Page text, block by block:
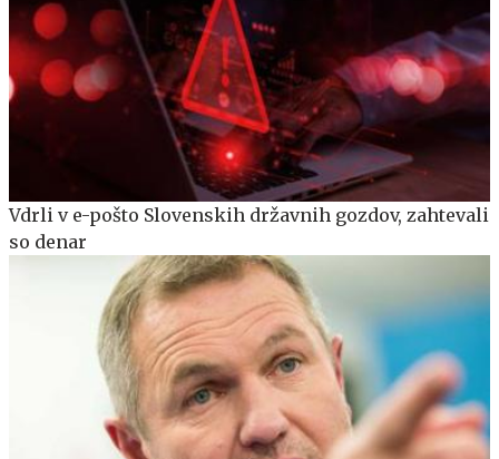
Vdrli v e-pošto Slovenskih državnih gozdov, zahtevali
so denar